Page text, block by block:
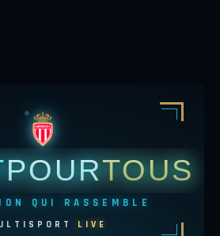
POURTOUS
QUI RASSEMBLE
LIVE